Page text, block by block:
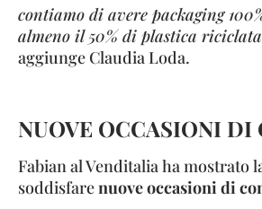
contiamo di avere packaging
almeno il 50% di plastica
aggiunge Claudia Loda.
NUOVE OCCASIONI DI
Fabian al Venditalia ha mostrato
soddisfarenuove occasioni di